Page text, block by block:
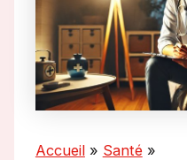
Accueil
Santé